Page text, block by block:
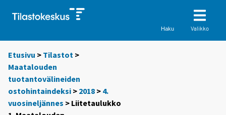
Haku Valikko
Etusivu > Tilastot >
Maatalouden
tuotantovälineiden
ostohintaindeksi > 2018 > 4.
vuosineljännes > Liitetaulukko